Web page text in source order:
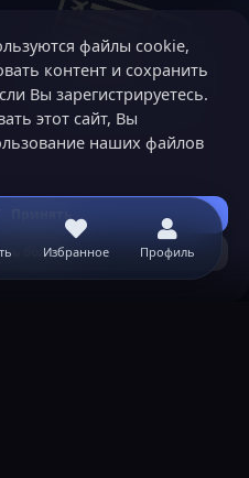
Избранное Профиль
файлы cookie,
контент и сохранить
Вы зарегистрируетесь.
этот сайт, Вы
наших файлов
Принять
больше...